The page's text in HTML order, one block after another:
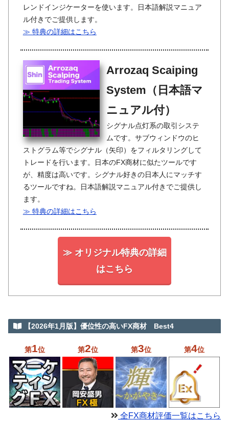
レンドインジケーターを使います。日本語解説マニュア
ル付きでご提供します。
≫ 特典の詳細はこちら
Arrozaq Scaiping
System（日本語マ
ニュアル付）
シグナル点灯系の取引システ
ムです。サブウィンドウのヒ
ストグラム等でシグナル（矢印）をフィルタリングして
トレードを行います。日本のFX商材に似たツールです
が、精度は高いです。シグナル好きの日本人にマッチす
るツールですね。日本語解説マニュアル付きでご提供し
ます。
≫ 特典の詳細はこちら
≫ オリジナル特典の詳細
はこちら
【2026年1月版】優位性の高いFX商材 Best4
第1位 第2位 第3位 第4位
全FX商材評価一覧はこちら